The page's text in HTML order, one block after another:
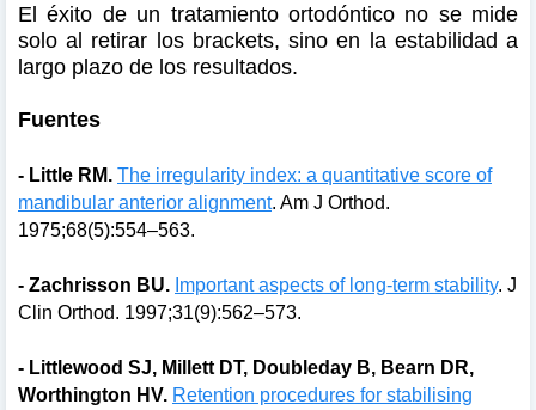
El éxito de un tratamiento ortodóntico no se mide
solo al retirar los brackets, sino en la estabilidad a
largo plazo de los resultados.
Fuentes
- Little RM. The irregularity index: a quantitative score of
mandibular anterior alignment. Am J Orthod.
1975;68(5):554–563.
- Zachrisson BU. Important aspects of long-term stability. J
Clin Orthod. 1997;31(9):562–573.
- Littlewood SJ, Millett DT, Doubleday B, Bearn DR,
Worthington HV. Retention procedures for stabilising